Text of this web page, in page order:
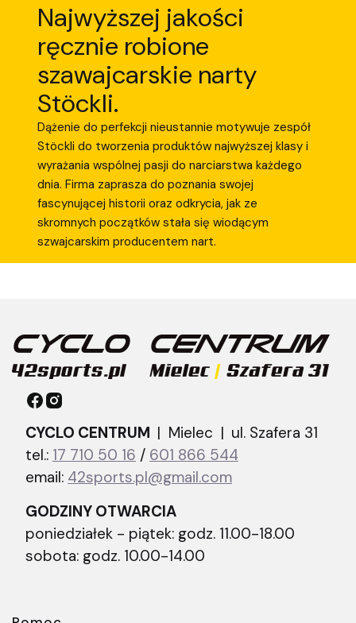
Najwyższej jakości
ręcznie robione
szawajcarskie narty
Stöckli.
Dążenie do perfekcji nieustannie motywuje zespół
Stöckli do tworzenia produktów najwyższej klasy i
wyrażania wspólnej pasji do narciarstwa każdego
dnia. Firma zaprasza do poznania swojej
fascynującej historii oraz odkrycia, jak ze
skromnych początków stała się wiodącym
szwajcarskim producentem nart.
CYCLO CENTRUM | Mielec | ul. Szafera 31
tel.: 17 710 50 16 / 601 866 544
email: 42sports.pl@gmail.com
GODZINY OTWARCIA
poniedziałek - piątek: godz. 11.00-18.00
sobota: godz. 10.00-14.00